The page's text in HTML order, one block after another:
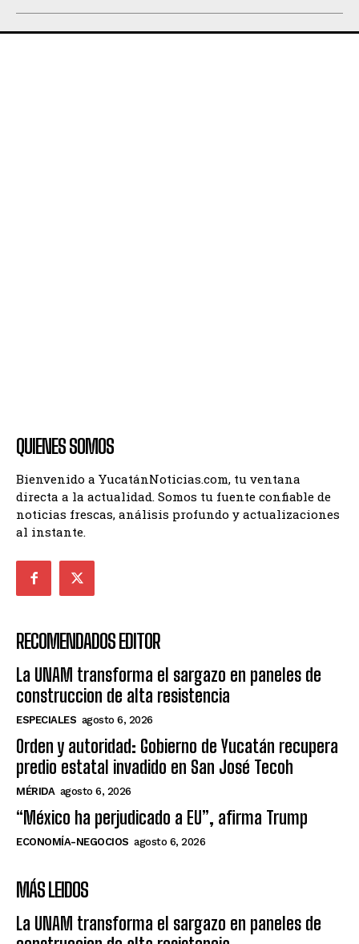
QUIENES SOMOS
Bienvenido a YucatánNoticias.com, tu ventana
directa a la actualidad. Somos tu fuente confiable de
noticias frescas, análisis profundo y actualizaciones
al instante.
RECOMENDADOS EDITOR
La UNAM transforma el sargazo en paneles de
construccion de alta resistencia
ESPECIALES agosto 6, 2026
Orden y autoridad: Gobierno de Yucatán recupera
predio estatal invadido en San José Tecoh
MÉRIDA agosto 6, 2026
“México ha perjudicado a EU”, afirma Trump
ECONOMÍA-NEGOCIOS agosto 6, 2026
MÁS LEIDOS
La UNAM transforma el sargazo en paneles de